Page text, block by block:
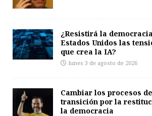
¿Resistirá la
Estados Unidos las
que crea la IA?
lunes 3 de agosto de 2026
Cambiar los procesos de
transición por la
la democracia